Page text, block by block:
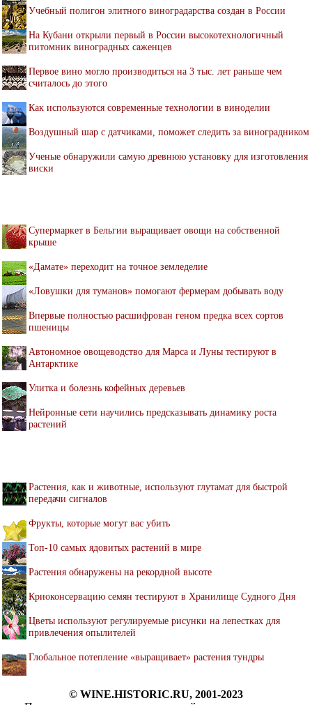
Учебный полигон элитного виноградарства создан в России
На Кубани открыли первый в России высокотехнологичный
питомник виноградных саженцев
Первое вино могло производиться на 3 тыс. лет раньше чем
считалось до этого
Как используются современные технологии в виноделии
Воздушный шар с датчиками, поможет следить за виноградником
Ученые обнаружили самую древнюю установку для изготовления
виски
Супермаркет в Бельгии выращивает овощи на собственной
крыше
«Дамате» переходит на точное земледелие
«Ловушки для туманов» помогают фермерам добывать воду
Впервые полностью расшифрован геном предка всех сортов
пшеницы
Автономное овощеводство для Марса и Луны тестируют в
Антарктике
Улитка и болезнь кофейных деревьев
Нейронные сети научились предсказывать динамику роста
растений
Растения, как и животные, используют глутамат для быстрой
передачи сигналов
Фрукты, которые могут вас убить
Топ-10 самых ядовитых растений в мире
Растения обнаружены на рекордной высоте
Криоконсервацию семян тестируют в Хранилище Судного Дня
Цветы используют регулируемые рисунки на лепестках для
привлечения опылителей
Глобальное потепление «выращивает» растения тундры
© WINE.HISTORIC.RU, 2001-2023